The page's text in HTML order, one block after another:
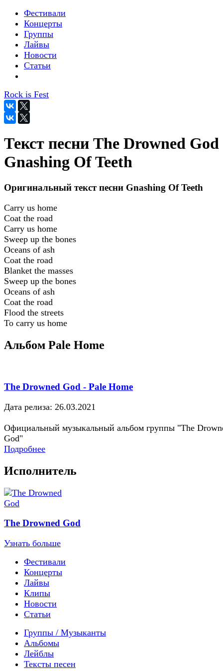
Фестивали
Концерты
Группы
Лайвы
Новости
Статьи
Rock is Fest
Текст песни The Drowned God
Gnashing Of Teeth
Оригинальный текст песни Gnashing Of Teeth
Carry us home
Coat the road
Carry us home
Sweep up the bones
Oceans of ash
Coat the road
Blanket the masses
Sweep up the bones
Oceans of ash
Coat the road
Flood the streets
To carry us home
Альбом Pale Home
The Drowned God - Pale Home
Дата релиза: 26.03.2021
Официальный музыкальный альбом группы "The
God"
Подробнее
Исполнитель
The Drowned God
Узнать больше
Фестивали
Концерты
Лайвы
Клипы
Новости
Статьи
Группы / Музыканты
Альбомы
Лейблы
Тексты песен